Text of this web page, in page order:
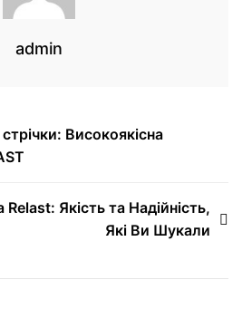
admin
стрічки: Високоякісна
Якість та Надійність,
Які Ви Шукали